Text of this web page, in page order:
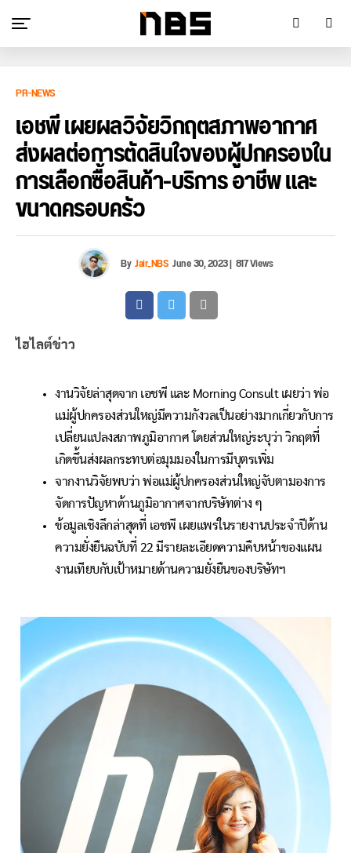
PR-NEWS
เอชพี เผยผลวิจัยวิกฤตสภาพอากาศ
ส่งผลต่อการตัดสินใจของผู้ปกครองใน
การเลือกซื้อสินค้า-บริการ อาชีพ และ
ขนาดครอบครัว
ByJair_NBSJune 30, 2023| 817 Views
ไฮไลต์ข่าว
งานวิจัยล่าสุดจาก เอชพี และ Morning Consult เผยว่า พ่อ
แม่ผู้ปกครองส่วนใหญ่มีความกังวลเป็นอย่างมากเกี่ยวกับการ
เปลี่ยนแปลงสภาพภูมิอากาศ โดยส่วนใหญ่ระบุว่า วิกฤตที่
เกิดขึ้นส่งผลกระทบต่อมุมมองในการมีบุตรเพิ่ม
จากงานวิจัยพบว่า พ่อแม่ผู้ปกครองส่วนใหญ่จับตามองการ
จัดการปัญหาด้านภูมิอากาศจากบริษัทต่าง ๆ
ข้อมูลเชิงลึกล่าสุดที่ เอชพี เผยแพร่ในรายงานประจำปีด้าน
ความยั่งยืนฉบับที่ 22 มีรายละเอียดความคืบหน้าของแผน
งานเทียบกับเป้าหมายด้านความยั่งยืนของบริษัทฯ